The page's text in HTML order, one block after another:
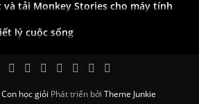
lý cuộc sống
Con học giỏi Phát triển bởi Theme Junkie